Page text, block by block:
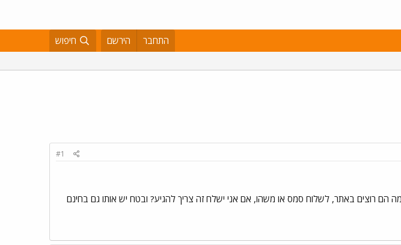
התחבר הירשם חיפוש
#1
רוצים באתר, לשלוח סמס או משהו, אם אני ישלח זה צריך להגיע? ובטח יש אותו גם בחינם